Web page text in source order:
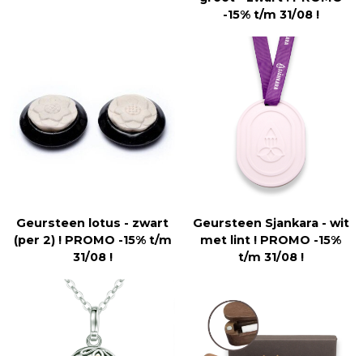
-15% t/m 31/08 !
Geursteen lotus - zwart
(per 2) ! PROMO -15% t/m
31/08 !
Geursteen Sjankara - wit
met lint ! PROMO -15%
t/m 31/08 !